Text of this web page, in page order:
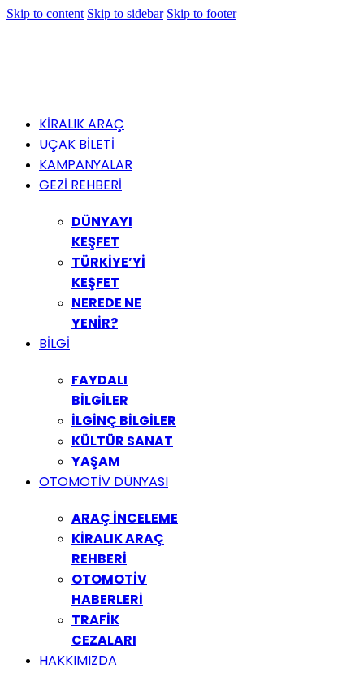
Skip to content Skip to sidebar Skip to footer
KİRALIK ARAÇ
UÇAK BİLETİ
KAMPANYALAR
GEZİ REHBERİ
DÜNYAYI
KEŞFET
TÜRKİYE’Yİ
KEŞFET
NEREDE NE
YENİR?
BİLGİ
FAYDALI
BİLGİLER
İLGİNÇ BİLGİLER
KÜLTÜR SANAT
YAŞAM
OTOMOTİV DÜNYASI
ARAÇ İNCELEME
KİRALIK ARAÇ
REHBERİ
OTOMOTİV
HABERLERİ
TRAFİK
CEZALARI
HAKKIMIZDA